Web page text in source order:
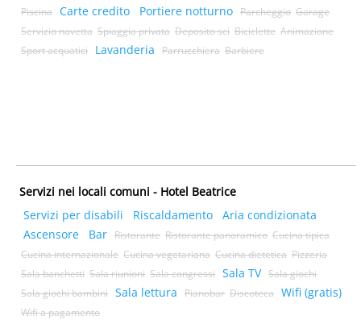
Piscina Carte credito Portiere notturno Parcheggio Garage
Servizio navetta Spiaggia privata Deposito sci Biciclette Animazione
Sport acquatici
Lavanderia Parrucchiera Barbiere
Servizi nei locali comuni - Hotel Beatrice
Servizi per disabili
Riscaldamento
Aria condizionata
Ascensore
Bar Ristorante Ristorante panoramico Cucina tipica
Cucina internazionale Cucina vegetariana Cucina dietetica Pizzeria
Sala banchetti Sala riunioni Sala congressi Sala TV Sala giochi
Sala giochi bambini Sala lettura Pianobar Discoteca Wifi (gratis)
Wifi a pagamento